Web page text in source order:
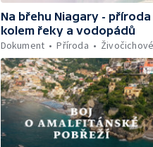
Na břehu Niagary - příroda
kolem řeky a vodopádů
Dokument
Příroda